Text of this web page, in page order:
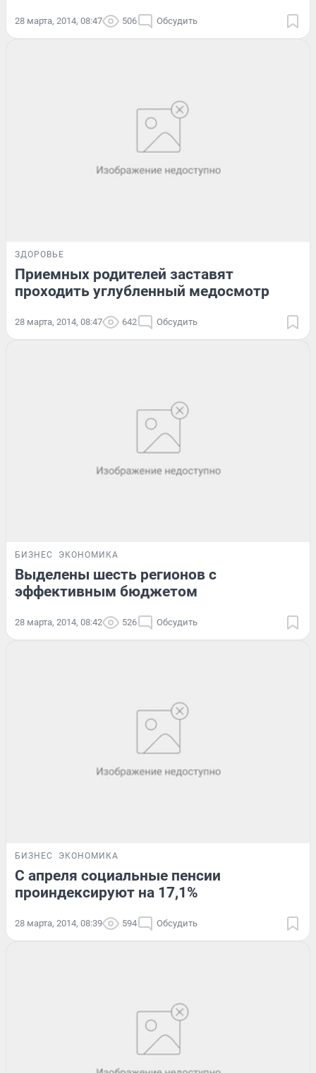
28 марта, 2014, 08:47 506 Обсудить
ЗДОРОВЬЕ
Приемных родителей заставят
проходить углубленный медосмотр
28 марта, 2014, 08:47 642 Обсудить
БИЗНЕС ЭКОНОМИКА
Выделены шесть регионов с
эффективным бюджетом
28 марта, 2014, 08:42 526 Обсудить
БИЗНЕС ЭКОНОМИКА
С апреля социальные пенсии
проиндексируют на 17,1%
28 марта, 2014, 08:39 594 Обсудить